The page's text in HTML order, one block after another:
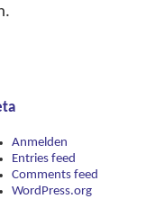
Anmelden
Entries feed
Comments feed
WordPress.org